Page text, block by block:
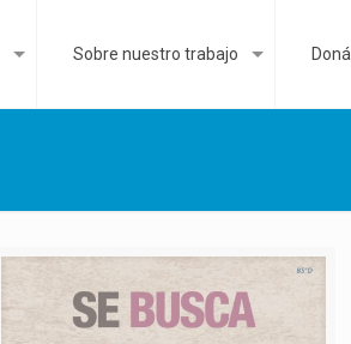
Sobre nuestro trabajo Doná